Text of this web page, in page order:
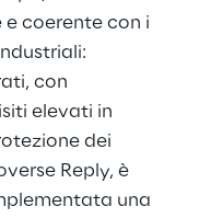
coerente con i
con
elevati in
dei
Reply, è
una